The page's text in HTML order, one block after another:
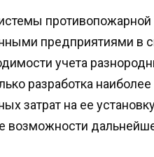
противопожарной
предприятиями в
учета
разработка
затрат на ее
возможности